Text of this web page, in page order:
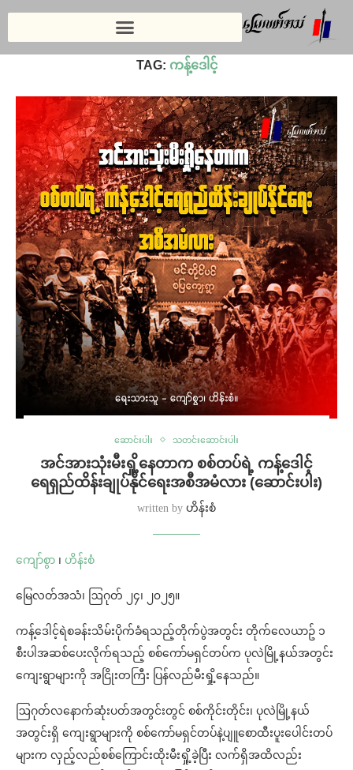
TAG: ကန့်ဒေါင့်
ဆောင်းပါး သတင်းဆောင်းပါး
အင်အားသုံးမီးရှို့နေတာက စစ်တပ်ရဲ့ ကန့်ဒေါင့်
ရေရှည်ထိန်းချုပ်နိုင်ရေးအစီအမံလား (ဆောင်းပါး)
written by ဟိန်းစံ
ကျော်စွာ ၊ ဟိန်းစံ
မြေလတ်အသံ၊ ဩဂုတ် ၂၄၊ ၂၀၂၅။
ကန့်ဒေါင့်ရဲစခန်းသိမ်းပိုက်ခံရသည့်တိုက်ပွဲအတွင်း တိုက်လေယာဥ် ၁
စီးပါအဆစ်ပေးလိုက်ရသည့် စစ်ကော်မရှင်တပ်က ပုလဲမြို့နယ်အတွင်း
ကျေးရွာများကို အငြိုးတကြီး ပြန်လည်မီးရှို့နေသည်။
ဩဂုတ်လနောက်ဆုံးပတ်အတွင်းတွင် စစ်ကိုင်းတိုင်း၊ ပုလဲမြို့နယ်
အတွင်းရှိ ကျေးရွာများကို စစ်ကော်မရှင်တပ်နဲ့ပျူစောထီးပူးပေါင်းတပ်
များက လှည့်လည်စစ်ကြောင်းထိုးမီးရှို့ခဲ့ပြီး လက်ရှိအထိလည်း